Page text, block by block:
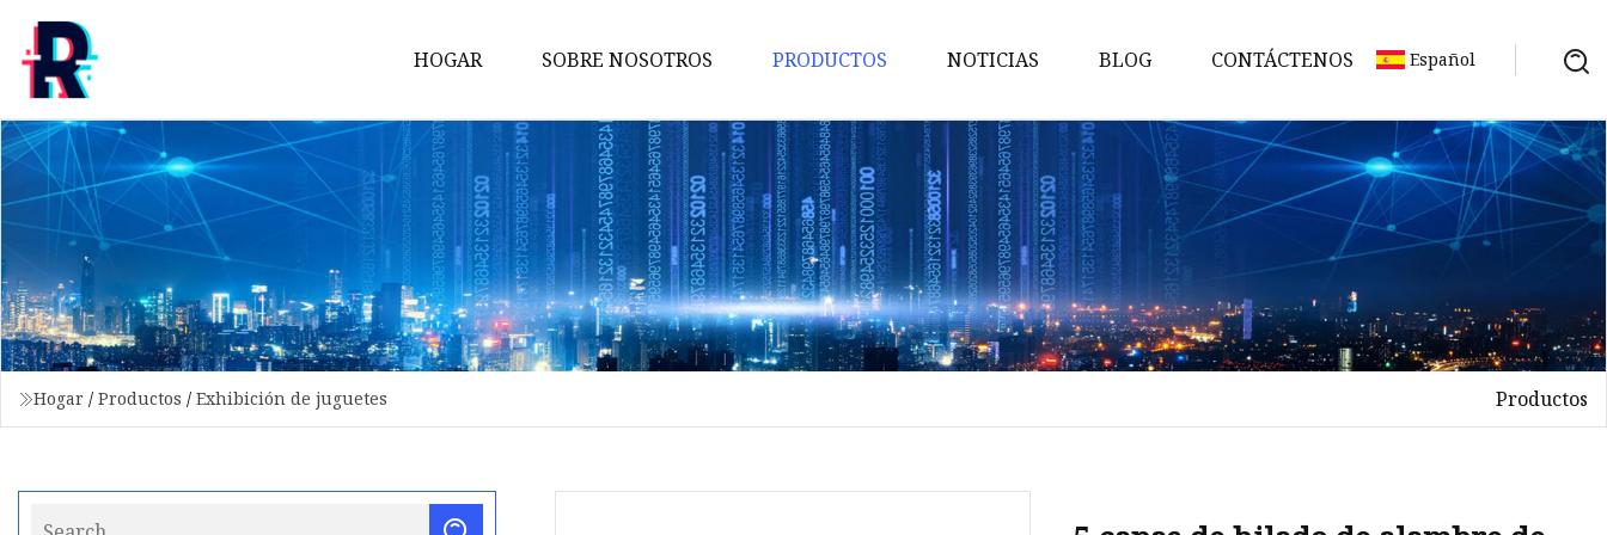
HOGAR SOBRE NOSOTROS PRODUCTOS
Soporte de exhibición de paletas
Soporte de exhibición de
mostrador
Soporte de exhibición
complementario
Exhibición de juguetes
Soporte de exhibición de juguetes
NOTICIAS BLOG CONTÁCTENOS Español
Hogar / Productos / Exhibición de juguetes Productos